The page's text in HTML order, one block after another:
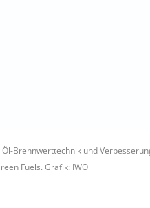
Brennwerttechnik und
Fuels. Grafik: IWO